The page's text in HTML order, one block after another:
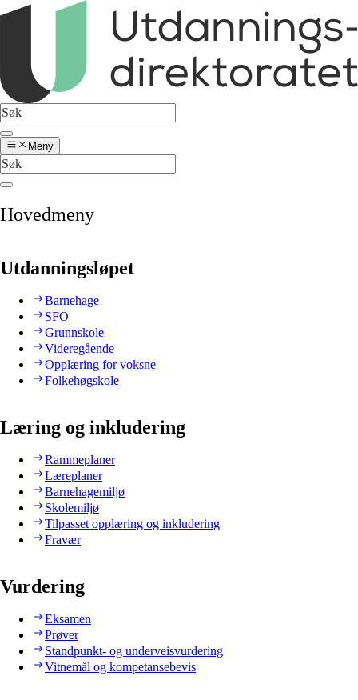
Meny
Hovedmeny
Utdanningsløpet
Barnehage
SFO
Grunnskole
Videregående
Opplæring for voksne
Folkehøgskole
Læring og inkludering
Rammeplaner
Læreplaner
Barnehagemiljø
Skolemiljø
Tilpasset opplæring og inkludering
Fravær
Vurdering
Eksamen
Prøver
Standpunkt- og underveisvurdering
Vitnemål og kompetansebevis